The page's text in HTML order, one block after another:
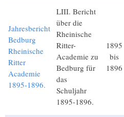
Jahresbericht
Bedburg
Rheinische
Ritter
Academie
1895-1896.
LIII. Bericht
über die
Rheinische
Ritter-
Academie zu
Bedburg für
das
Schuljahr
1895-1896.
1895
bis
1896